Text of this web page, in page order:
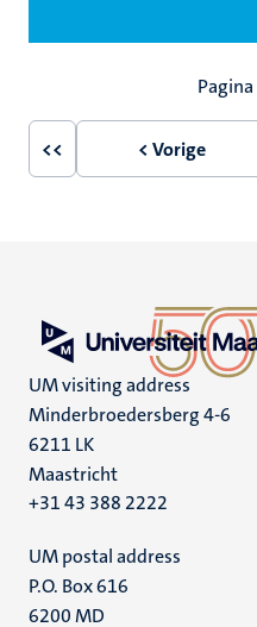
Eerste
<<
Vorige
< Vorige
UM visiting address
Minderbroedersberg 4-6
6211 LK
Maastricht
+31 43 388 2222
UM postal address
P.O. Box 616
6200 MD